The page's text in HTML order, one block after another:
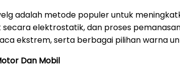
adalah metode populer untuk
secara elektrostatik, dan proses
ekstrem, serta berbagai pilihan warna
Dan Mobil